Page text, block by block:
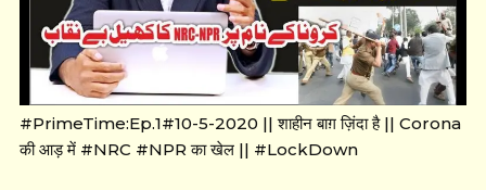
#PrimeTime:Ep.1#10-5-2020 || शाहीन बाग़ ज़िंदा है || Corona
की आड़ में #NRC #NPR का खेल || #LockDown